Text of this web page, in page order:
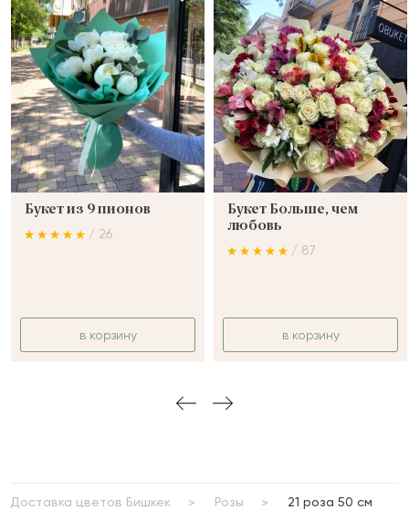
Букет из 9 пионов
/ 26
в корзину
Букет Больше, чем
любовь
/ 87
в корзину
Доставка цветов Бишкек Розы 21 роза 50 см